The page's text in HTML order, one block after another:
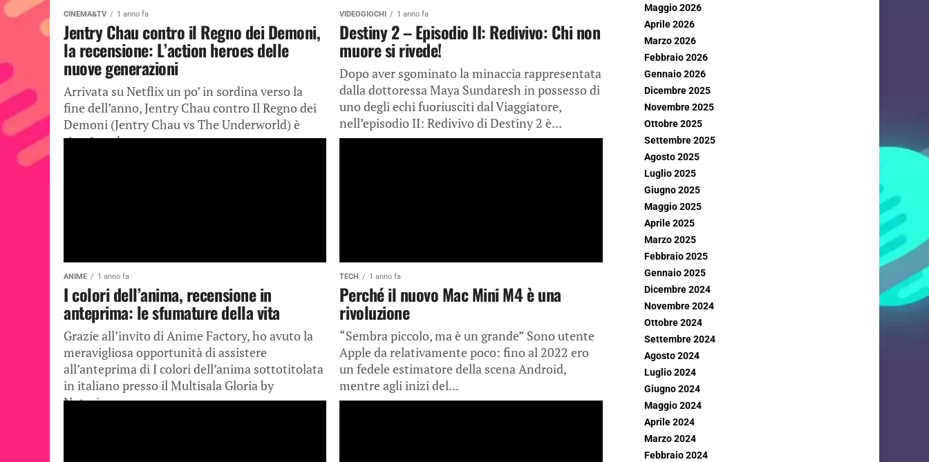
CINEMA&TV 1 anno fa
Jentry Chau contro il Regno dei Demoni,
la recensione: L’action heroes delle
nuove generazioni
Arrivata su Netflix un po’ in sordina verso la
fine dell’anno, Jentry Chau contro Il Regno dei
Demoni (Jentry Chau vs The Underworld) è
riuscita ad...
VIDEOGIOCHI 1 anno fa
Destiny 2 – Episodio II: Redivivo: Chi non
muore si rivede!
Dopo aver sgominato la minaccia rappresentata
dalla dottoressa Maya Sundaresh in possesso di
uno degli echi fuoriusciti dal Viaggiatore,
nell’episodio II: Redivivo di Destiny 2 è...
ANIME 1 anno fa
I colori dell’anima, recensione in
anteprima: le sfumature della vita
Grazie all’invito di Anime Factory, ho avuto la
meravigliosa opportunità di assistere
all’anteprima di I colori dell’anima sottotitolata
in italiano presso il Multisala Gloria by
Notorious...
TECH 1 anno fa
Perché il nuovo Mac Mini M4 è una
rivoluzione
“Sembra piccolo, ma è un grande” Sono utente
Apple da relativamente poco: fino al 2022 ero
un fedele estimatore della scena Android,
mentre agli inizi del...
Maggio 2026
Aprile 2026
Marzo 2026
Febbraio 2026
Gennaio 2026
Dicembre 2025
Novembre 2025
Ottobre 2025
Settembre 2025
Agosto 2025
Luglio 2025
Giugno 2025
Maggio 2025
Aprile 2025
Marzo 2025
Febbraio 2025
Gennaio 2025
Dicembre 2024
Novembre 2024
Ottobre 2024
Settembre 2024
Agosto 2024
Luglio 2024
Giugno 2024
Maggio 2024
Aprile 2024
Marzo 2024
Febbraio 2024